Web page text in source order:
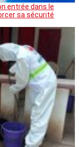
entrée dans le
sa sécurité